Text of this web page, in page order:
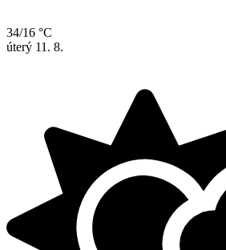
34/16 °C
úterý 11. 8.